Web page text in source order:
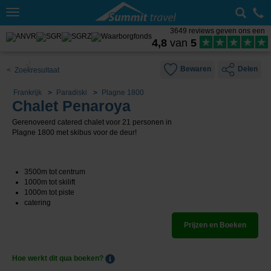
Toggle
3649 reviews geven ons een
4,8 van 5
< Zoekresultaat Bewaren Delen
Frankrijk Paradiski Plagne 1800
Chalet Penaroya
Gerenoveerd catered chalet voor 21 personen in
Plagne 1800 met skibus voor de deur!
3500m tot centrum
1000m tot skilift
1000m tot piste
catering
Prijzen en Boeken
Hoe werkt dit qua boeken?